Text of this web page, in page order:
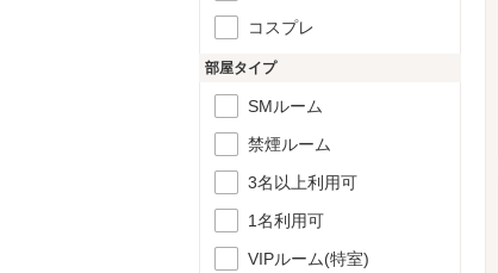
コスプレ
部屋タイプ
SMルーム
禁煙ルーム
3名以上利用可
1名利用可
VIPルーム(特室)